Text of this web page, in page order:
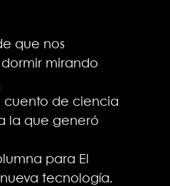
que nos
mirando
cuento de ciencia
la que generó
para El
tecnología.